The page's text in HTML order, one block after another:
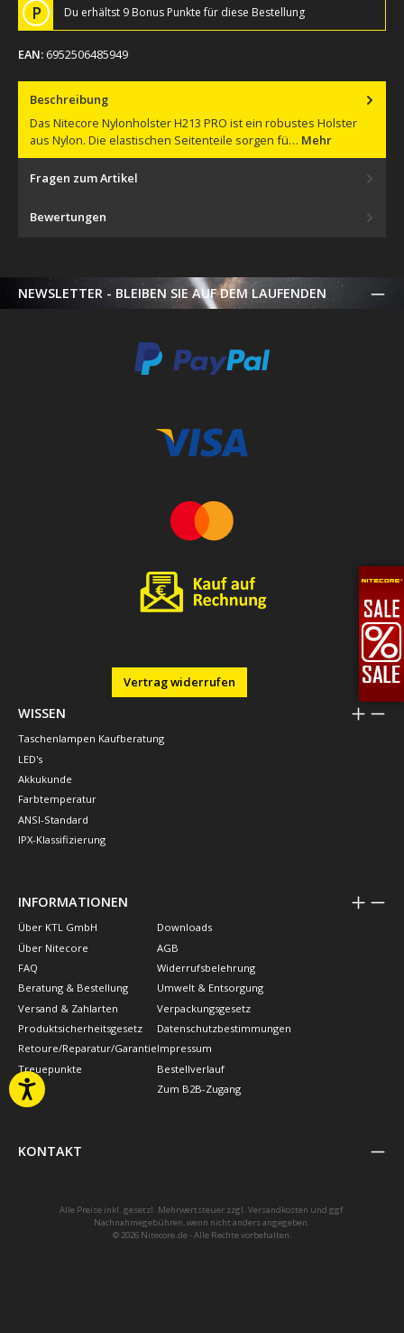
P Du erhältst 9 Bonus Punkte für diese Bestellung
EAN: 6952506485949
Beschreibung
Das Nitecore Nylonholster H213 PRO ist ein robustes Holster
aus Nylon. Die elastischen Seitenteile sorgen fü… Mehr
Fragen zum Artikel
Bewertungen
NEWSLETTER - BLEIBEN SIE AUF DEM LAUFENDEN
Vertrag widerrufen
WISSEN
Taschenlampen Kaufberatung
LED's
Akkukunde
Farbtemperatur
ANSI-Standard
IPX-Klassifizierung
INFORMATIONEN
Über KTL GmbH
Über Nitecore
FAQ
Beratung & Bestellung
Versand & Zahlarten
Produktsicherheitsgesetz
Retoure/Reparatur/Garantie
Treuepunkte
Downloads
AGB
Widerrufsbelehrung
Umwelt & Entsorgung
Verpackungsgesetz
Datenschutzbestimmungen
Impressum
Bestellverlauf
Zum B2B-Zugang
KONTAKT
Alle Preise inkl. gesetzl. Mehrwertsteuer zzgl. Versandkosten und ggf.
Nachnahmegebühren, wenn nicht anders angegeben.
© 2026 Nitecore.de - Alle Rechte vorbehalten.